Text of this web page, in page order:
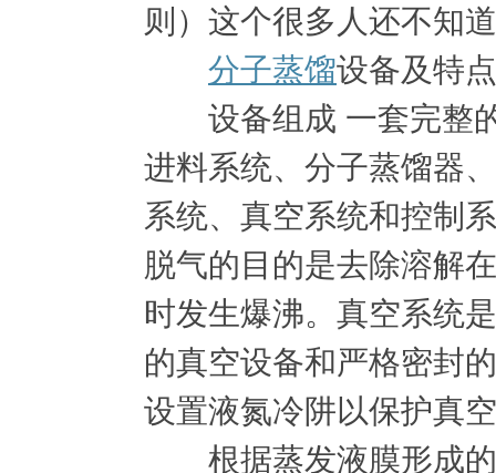
则）这个很多人还不知
分子蒸馏设备及特点
设备组成 一套完整的
进料系统、分子蒸馏器
系统、真空系统和控制
脱气的目的是去除溶解
时发生爆沸。真空系统
的真空设备和严格密封
设置液氮冷阱以保护真
根据蒸发液膜形成的